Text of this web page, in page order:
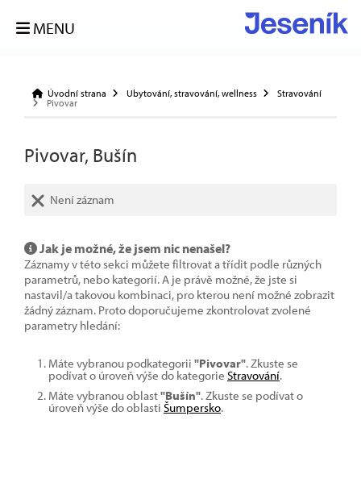
MENU
Úvodní strana Ubytování, stravování, wellness
Stravování
Pivovar
Pivovar, Bušín
Není záznam
Jak je možné, že jsem nic nenašel?
Záznamy v této sekci můžete filtrovat a třídit podle různých
parametrů, nebo kategorií. A je právě možné, že jste si
nastavil/a takovou kombinaci, pro kterou není možné zobrazit
žádný záznam. Proto doporučujeme zkontrolovat zvolené
parametry hledání:
Máte vybranou podkategorii "Pivovar". Zkuste se
podívat o úroveň výše do kategorie Stravování.
Máte vybranou oblast"Bušín". Zkuste se podívat o
úroveň výše do oblasti Šumpersko.